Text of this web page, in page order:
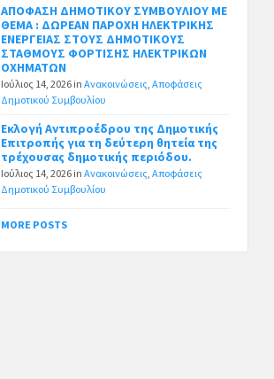
ΑΠΟΦΑΣΗ ΔΗΜΟΤΙΚΟΥ ΣΥΜΒΟΥΛΙΟΥ ΜΕ
ΘΕΜΑ : ΔΩΡΕΑΝ ΠΑΡΟΧΗ ΗΛΕΚΤΡΙΚΗΣ
ΕΝΕΡΓΕΙΑΣ ΣΤΟΥΣ ΔΗΜΟΤΙΚΟΥΣ
ΣΤΑΘΜΟΥΣ ΦΟΡΤΙΣΗΣ ΗΛΕΚΤΡΙΚΩΝ
ΟΧΗΜΑΤΩΝ
Ιούλιος 14, 2026 inΑνακοινώσεις,Αποφάσεις
Δημοτικού Συμβουλίου
Εκλογή Αντιπροέδρου της Δημοτικής
Επιτροπής για τη δεύτερη θητεία της
τρέχουσας δημοτικής περιόδου.
Ιούλιος 14, 2026 inΑνακοινώσεις,Αποφάσεις
Δημοτικού Συμβουλίου
MORE POSTS